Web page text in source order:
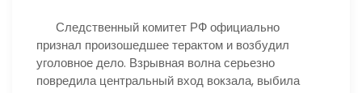
Следственный комитет РФ официально
признал произошедшее терактом и возбудил
уголовное дело. Взрывная волна серьезно
повредила центральный вход вокзала, выбила